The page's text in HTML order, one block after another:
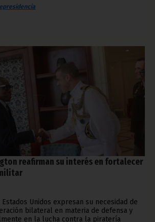
reafirman su interés en fortalecer
Unidos expresan su necesidad de
bilateral en materia de defensa y
en la lucha contra la piratería